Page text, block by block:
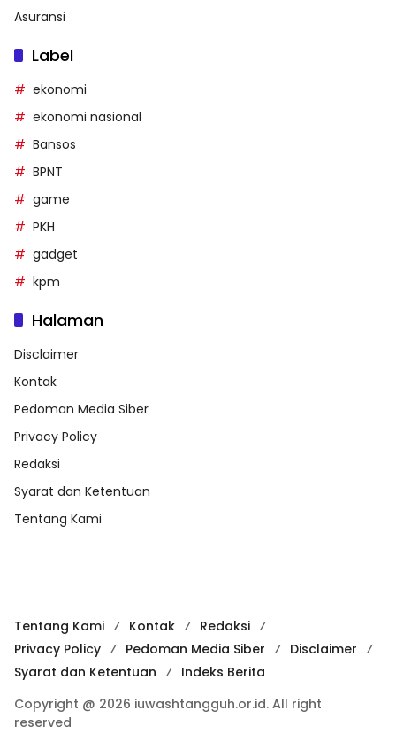
Asuransi
Label
ekonomi
ekonomi nasional
Bansos
BPNT
game
PKH
gadget
kpm
Halaman
Disclaimer
Kontak
Pedoman Media Siber
Privacy Policy
Redaksi
Syarat dan Ketentuan
Tentang Kami
Tentang Kami Kontak
Redaksi
Privacy Policy
Pedoman Media Siber
Disclaimer
Syarat dan Ketentuan
Indeks Berita
Copyright @ 2026 iuwashtangguh.or.id. All right
reserved